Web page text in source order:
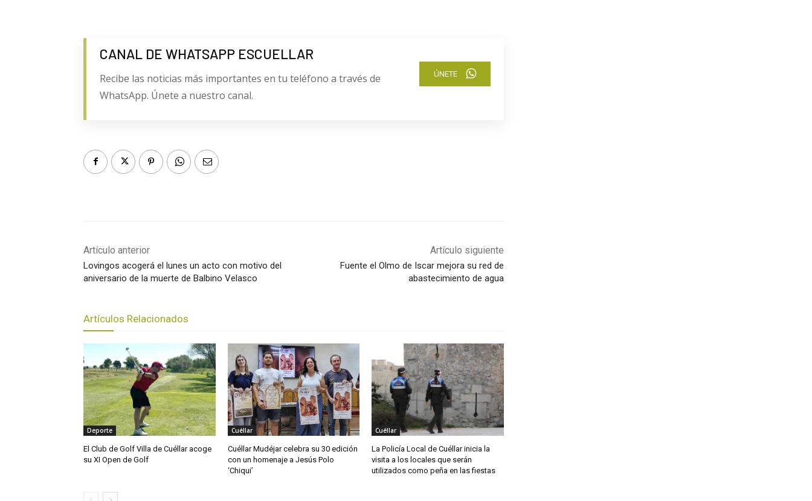
CANAL DE WHATSAPP ESCUELLAR
Recibe las noticias más importantes en tu teléfono a través de
WhatsApp. Únete a nuestro canal.
ÚNETE
Artículo anterior
Lovingos acogerá el lunes un acto con motivo del
aniversario de la muerte de Balbino Velasco
Artículo siguiente
Fuente el Olmo de Iscar mejora su red de
abastecimiento de agua
Artículos Relacionados
Deporte
El Club de Golf Villa de Cuéllar acoge
su XI Open de Golf
Cuéllar
Cuéllar Mudéjar celebra su 30 edición
con un homenaje a Jesús Polo
‘Chiqui’
Cuéllar
La Policía Local de Cuéllar inicia la
visita a los locales que serán
utilizados como peña en las fiestas